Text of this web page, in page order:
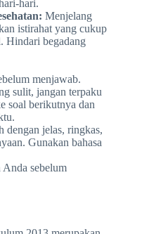
hari.
Menjelang
istirahat yang cukup
Hindari begadang
menjawab.
sulit, jangan terpaku
soal berikutnya dan
dengan jelas, ringkas,
Gunakan bahasa
sebelum